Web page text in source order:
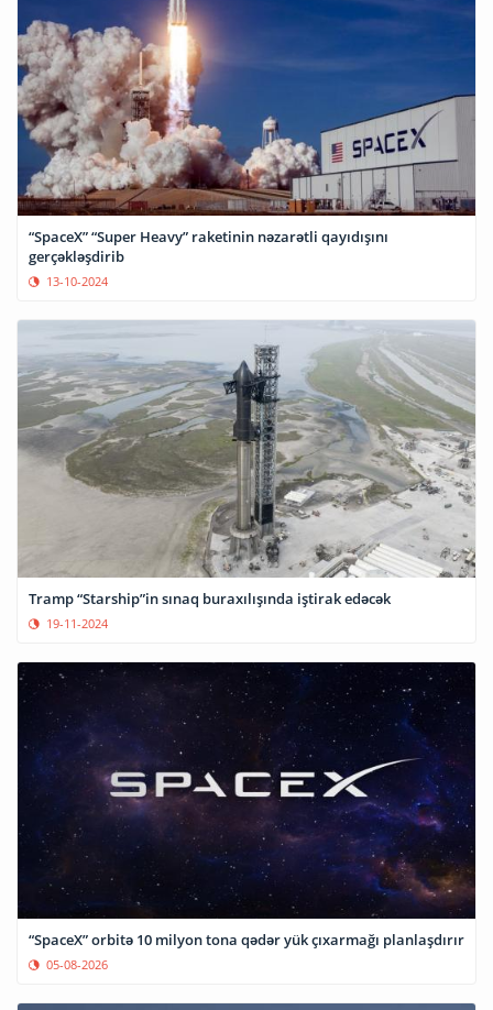
“SpaceX” “Super Heavy” raketinin nəzarətli qayıdışını
gerçəkləşdirib
13-10-2024
Tramp “Starship”in sınaq buraxılışında iştirak edəcək
19-11-2024
“SpaceX” orbitə 10 milyon tona qədər yük çıxarmağı planlaşdırır
05-08-2026